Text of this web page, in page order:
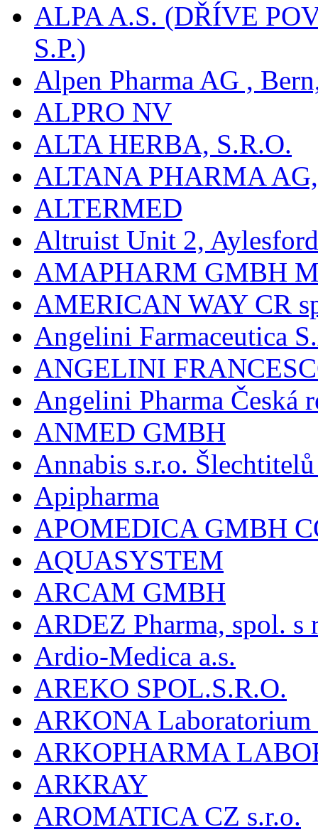
ALPA A.S. (DŘÍVE
S.P.)
Alpen Pharma AG ,
ALPRO NV
ALTA HERBA, S.R.O.
ALTANA PHARMA
ALTERMED
Altruist Unit 2, Aylesford
AMAPHARM GMBH
AMERICAN WAY CR
Angelini Farmaceutica
ANGELINI
Angelini Pharma Česká
ANMED GMBH
Annabis s.r.o.
Apipharma
APOMEDICA GMBH
AQUASYSTEM
ARCAM GMBH
ARDEZ Pharma, spol. s
Ardio-Medica a.s.
AREKO SPOL.S.R.O.
ARKONA
ARKOPHARMA
ARKRAY
AROMATICA CZ s.r.o.